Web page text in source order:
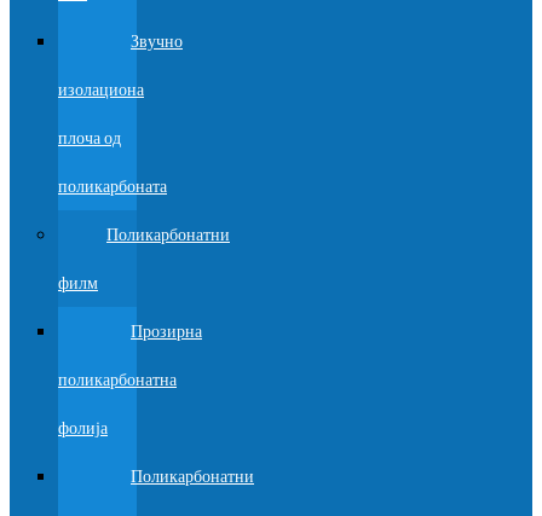
Звучно
изолациона
плоча од
поликарбоната
Поликарбонатни
филм
Прозирна
поликарбонатна
фолија
Поликарбонатни